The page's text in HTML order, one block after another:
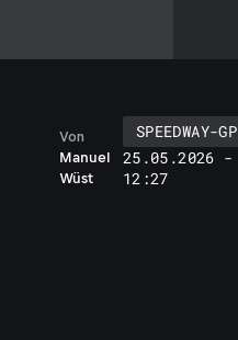
Manuel
Wüst
Von
SPEEDWAY-GP
25.05.2026 -
12:27